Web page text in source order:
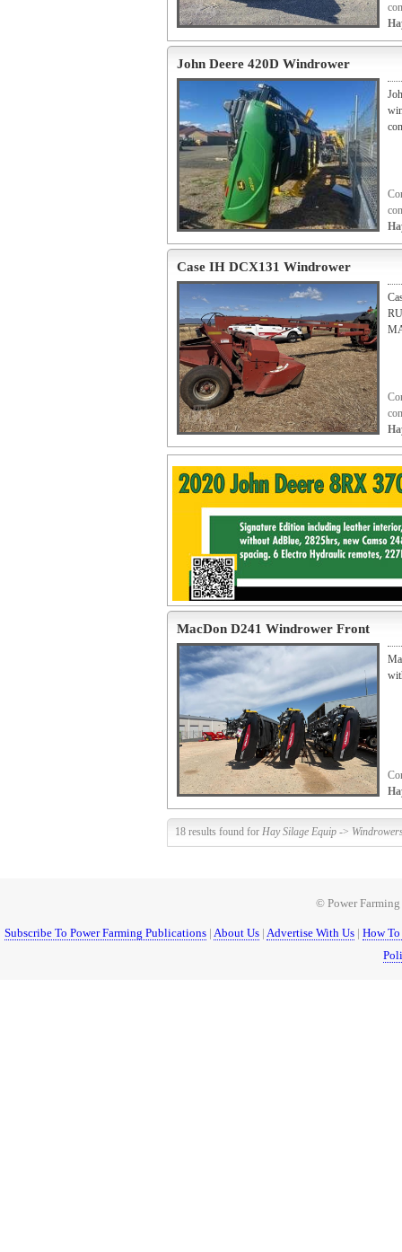
John Deere 420D Windrower
Case IH DCX131 Windrower
MacDon D241 Windrower Front
18 results found for Hay Silage Equip ->
© Power
Subscribe To Power Farming Publications | About Us | Advertise With Us | How